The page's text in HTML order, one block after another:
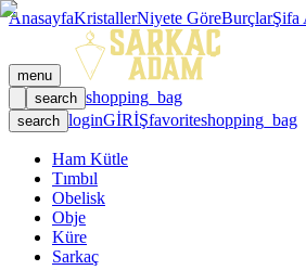
AnasayfaKristallerNiyete GöreBurçlarŞifa
menu
search shopping_bag
search loginGİRİŞfavoriteshopping_bag
Ham Kütle
Tımbıl
Obelisk
Obje
Küre
Sarkaç